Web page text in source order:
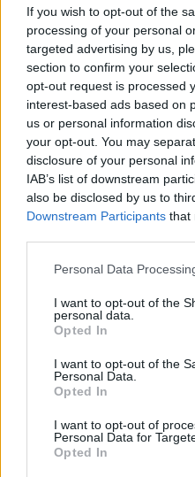
If you wish to opt-out of the
processing of your personal
targeted advertising by us,
section to confirm your
opt-out request is processed
interest-based ads based on
us or personal information
your opt-out. You may
disclosure of your personal
IAB’s list of downstream
also be disclosed by us to
Downstream Participants that
Personal Data
I want to opt-out of the
personal data.
Opted In
I want to opt-out of the
Personal Data.
Opted In
I want to opt-out of
Personal Data for
Opted In
Meddig
régi